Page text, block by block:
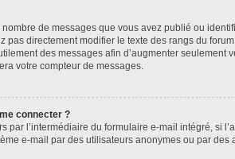
de messages que vous avez publié ou
directement modifier le texte des rangs du
des messages afin d’augmenter seulement
votre compteur de messages.
connecter ?
l’intermédiaire du formulaire e-mail intégré, si
e-mail par des utilisateurs anonymes ou par des